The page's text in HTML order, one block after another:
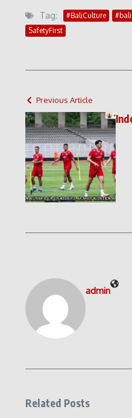
Tag: #BaliCulture
SafetyFirst
Previous Article
admin
Related Posts